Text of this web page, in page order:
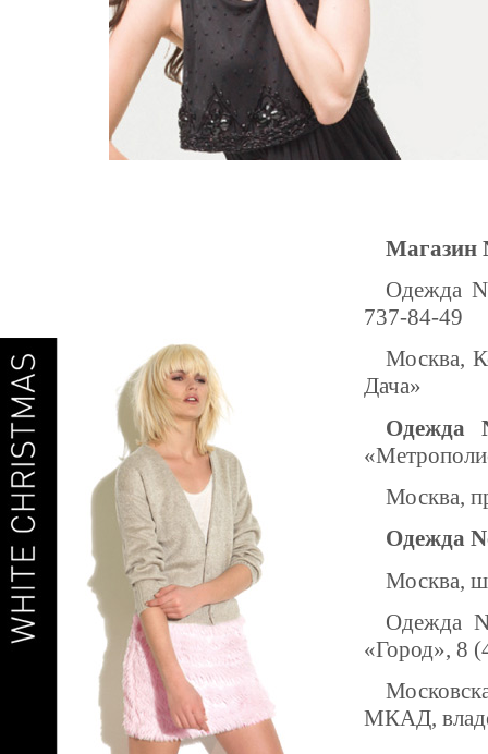
Магазин
Одежда
737-84-49
Москва,
Дача»
Одежда
Москва,
Одежда
Москва,
Одежда
«Город», 8
МКАД,